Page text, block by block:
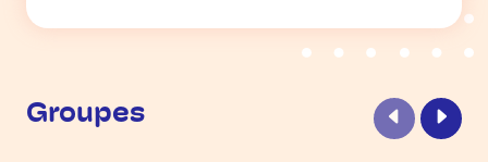
Groupes Précédent